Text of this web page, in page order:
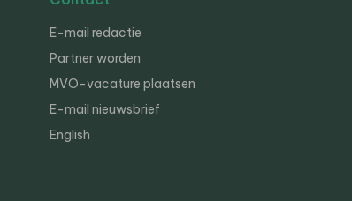
E-mail redactie
Partner worden
MVO-vacature plaatsen
E-mail nieuwsbrief
English